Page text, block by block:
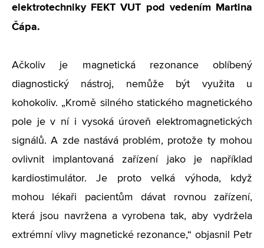
elektrotechniky FEKT VUT pod vedením Martina
Čápa.
Ačkoliv je magnetická rezonance oblíbený
diagnostický nástroj, nemůže být využita u
kohokoliv. „Kromě silného statického magnetického
pole je v ní i vysoká úroveň elektromagnetických
signálů. A zde nastává problém, protože ty mohou
ovlivnit implantovaná zařízení jako je například
kardiostimulátor. Je proto velká výhoda, když
mohou lékaři pacientům dávat rovnou zařízení,
která jsou navržena a vyrobena tak, aby vydržela
extrémní vlivy magnetické rezonance,“ objasnil Petr